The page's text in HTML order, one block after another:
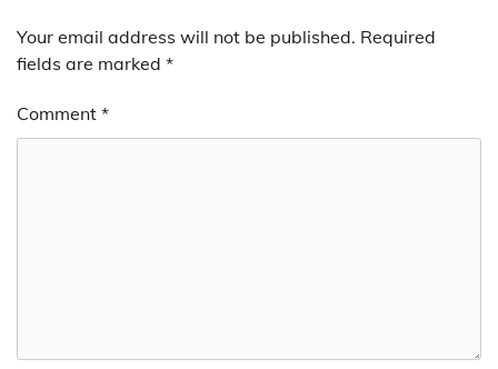
Your email address will not be published. Required
fields are marked *
Comment *